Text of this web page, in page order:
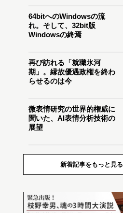
64bitへのWindowsの流
れ。そして、32bit版
Windowsの終焉
再び訪れる「就職氷河
期」。縁故優遇政権を終わ
らせるのは今
微表情研究の世界的権威に
聞いた、AI表情分析技術の
展望
新着記事をもっと見る